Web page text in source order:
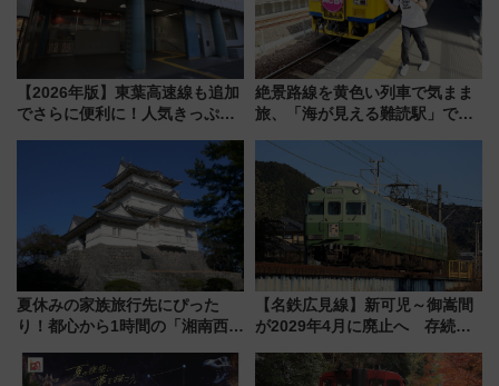
【2026年版】東葉高速線も追加
でさらに便利に！人気きっぷ
今年も発売 秋・早春に千葉県を
巡るなら使い勝手・コスパ抜群
絶景路線を黄色い列車で気まま
旅、「海が見える難読駅」で幸
「新・鉄道ひとり旅」279回目
の舞台は「島原鉄道」
夏休みの家族旅行先にぴった
り！都心から1時間の「湘南西エ
島とは異なる魅力を持つ今夏の
【名鉄広見線】新可児～御嵩間
が2029年4月に廃止へ 存続協